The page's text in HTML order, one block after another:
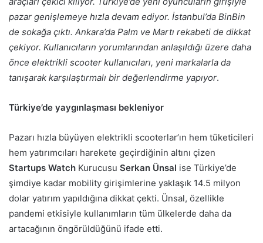
pazar genişlemeye hızla devam ediyor. İstanbul’da BinBin
de sokağa çıktı. Ankara’da Palm ve Martı rekabeti de dikkat
çekiyor. Kullanıcıların yorumlarından anlaşıldığı üzere daha
önce elektrikli scooter kullanıcıları, yeni markalarla da
tanışarak karşılaştırmalı bir değerlendirme yapıyor.
Türkiye’de yaygınlaşması bekleniyor
Pazarı hızla büyüyen elektrikli scooterlar’ın hem tüketicileri
hem yatırımcıları harekete geçirdiğinin altını çizen
Startups Watch Kurucusu Serkan Ünsal ise Türkiye’de
şimdiye kadar mobility girişimlerine yaklaşık 14.5 milyon
dolar yatırım yapıldığına dikkat çekti. Ünsal, özellikle
pandemi etkisiyle kullanımların tüm ülkelerde daha da
artacağının öngörüldüğünü ifade etti.